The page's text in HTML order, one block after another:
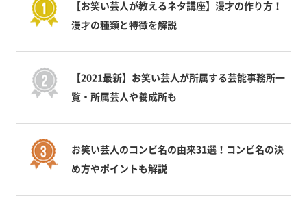
【お笑い芸人が教えるネタ講座】漫才の作り方！
漫才の種類と特徴を解説
【2021最新】お笑い芸人が所属する芸能事務所一
覧・所属芸人や養成所も
お笑い芸人のコンビ名の由来31選！コンビ名の決
め方やポイントも解説